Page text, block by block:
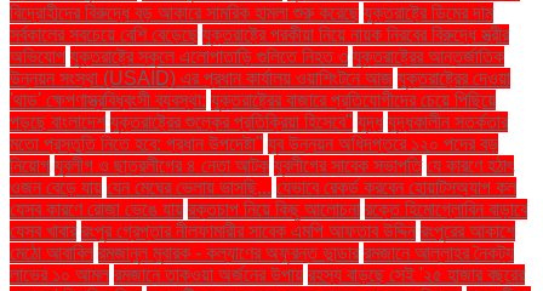
বিদ্রোহীদের বিরুদ্ধে বড় আকারে সামরিক হামলা শুরু করেছে যুক্তরাষ্ট্রে ডিমের দাম
সর্বকালের সবচেয়ে বেশি বেড়েছে যুক্তরাষ্ট্রে পরকীয়া নিয়ে নায়ক নিরবের বিরুদ্ধে স্ত্রীর
অভিযোগ যুক্তরাষ্ট্রে স্কুলে এলোপাতাড়ি গুলিতে নিহত ৩ যুক্তরাষ্ট্রের আন্তর্জাতিক
উন্নয়ন সংস্থা (USAID) এর প্রধান কার্যালয় ওয়াশিংটনে আজ যুক্তরাষ্ট্রের দেওয়া
'থাড' ক্ষেপণাস্ত্রবিধ্বংসী ব্যবস্থা: যুক্তরাষ্ট্রের বাজারে প্রতিযোগীদের চেয়ে পিছিয়ে
পড়ছে বাংলাদেশ যুক্তরাষ্ট্রের শুল্কের প্রতিক্রিয়া হিসেবে" যুদ্ধ যুদ্ধকালীন সতর্কতার
মতো প্রস্তুতি নিতে হবে: প্রধান উপদেষ্টা" যুব উন্নয়ন অধিদপ্তরে ১২০ পদের বড়
নিয়োগ যুবলীগ ও ছাত্রলীগের ৪ নেতা আটক যুবলীগের সাবেক সভাপতি যে কারণে হঠাৎ
ওজন বেড়ে যায় যেন মেঘের ভেলায় ভাসছি... যেভাবে রেকর্ড করবেন হোয়াটসঅ্যাপ কল
যেসব কারণে রোজা ভেঙে যায় রক্তচাপ নিয়ে কিছু আলোচনা রক্তে হিমোগ্লোবিন বাড়াবে
যেসব খাবার রংপুর গ্রেপ্তার নীলফামারীর সাবেক এমপি আফতাব উদ্দিন রংপুরের আকাশে
মেঠো আবাবিল রমজানুল মুবারক - কল্যাণের অফুরন্ত ভান্ডার রমজানে আল্লাহর নৈকট্য
লাভের ১০ আমল রমজানে তাকওয়া অর্জনের উপায় রহস্য বাড়ছে সেই '২৫ হাজার বছরের